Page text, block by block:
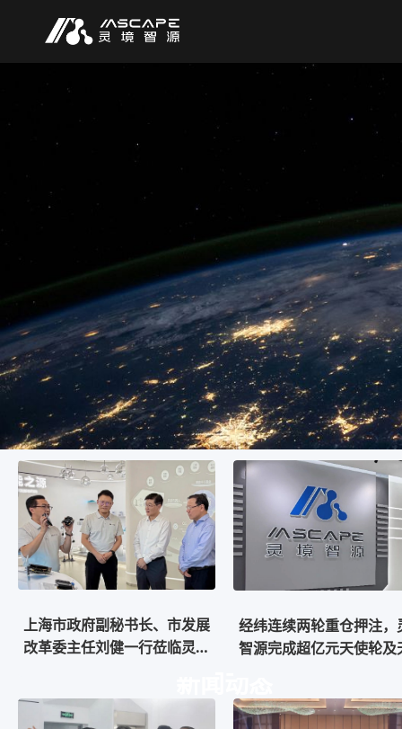
上海市政府副秘书长、市发展
改革委主任刘健一行莅临灵境
经纬连续两轮重仓押注，
智源完成超亿元天使轮及